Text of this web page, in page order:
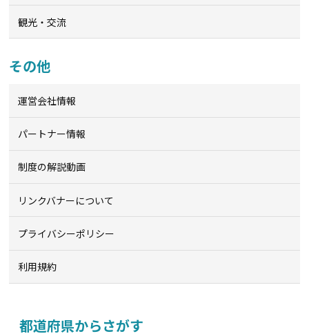
観光・交流
その他
運営会社情報
パートナー情報
制度の解説動画
リンクバナーについて
プライバシーポリシー
利用規約
都道府県からさがす